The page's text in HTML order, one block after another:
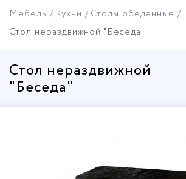
Мебель Кухни
Столы обеденные
Стол нераздвижной "Беседа"
Стол нераздвижной
"Беседа"